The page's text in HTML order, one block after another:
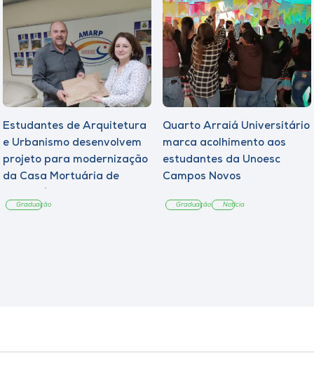
Estudantes de Arquitetura
e Urbanismo desenvolvem
projeto para modernização
da Casa Mortuária de
Graduação
Quarto Arraiá Universitário
marca acolhimento aos
estudantes da Unoesc
Campos Novos
Graduação Notícia